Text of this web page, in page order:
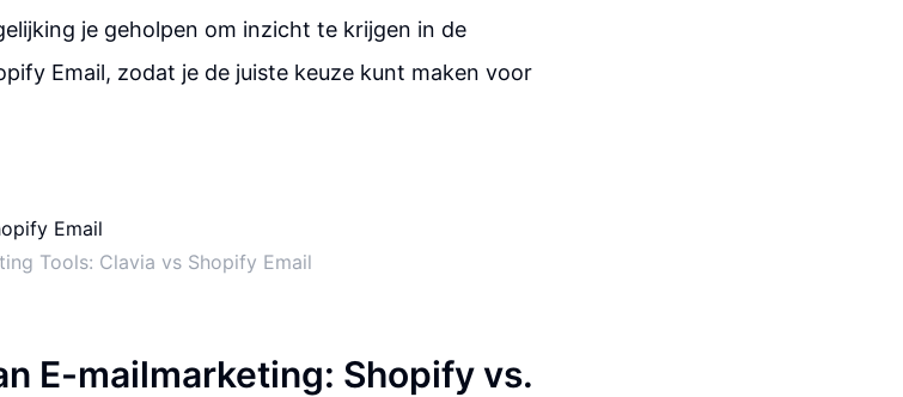
je geholpen om inzicht te krijgen in de
Email, zodat je de juiste keuze kunt maken voor
Tools: Clavia vs Shopify Email
E-mailmarketing: Shopify vs.